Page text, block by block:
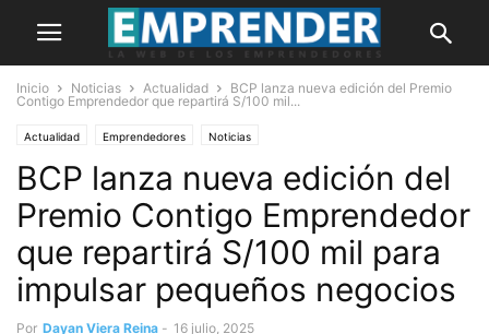
Inicio Noticias Actualidad
BCP lanza nueva edición del Premio
Contigo Emprendedor que repartirá S/100 mil...
Actualidad Emprendedores Noticias
BCP lanza nueva edición del
Premio Contigo Emprendedor
que repartirá S/100 mil para
impulsar pequeños negocios
Por Dayan Viera Reina - 16 julio, 2025